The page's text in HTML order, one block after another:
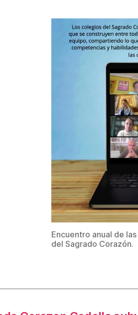
Encuentro anual de
del Sagrado Corazón.